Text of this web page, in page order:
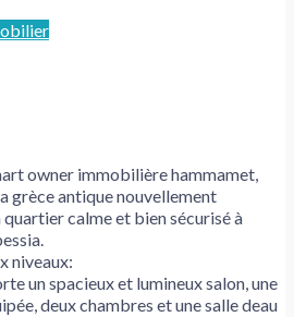
owner immobilière hammamet,
grèce antique nouvellement
calme et bien sécurisé à
niveaux:
un spacieux et lumineux salon, une
deux chambres et une salle deau